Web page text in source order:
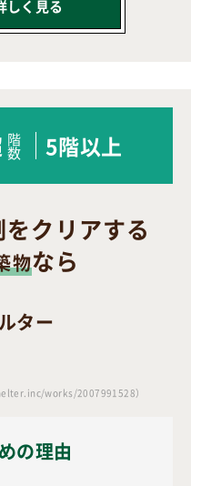
しく見る
階
数 5階以上
クリアする
物なら
ター
works/2007991528）
の理由